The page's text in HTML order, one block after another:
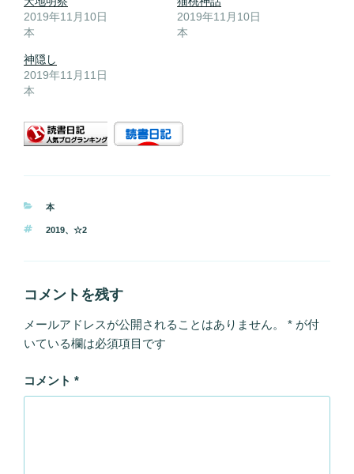
2019年11月10日
本
2019年11月10日
本
神隠し
2019年11月11日
本
カ
ゴ
ー
本
タ
2019、 ☆2
コメントを残す
メールアドレスが公開されることはありません。 * が付
いている欄は必須項目です
コメント *